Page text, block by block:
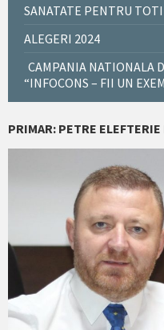
SANATATE PENTRU TOTI
ALEGERI 2024
CAMPANIA NATIONALA
“INFOCONS – FII UN
PRIMAR: PETRE ELEFTERIE